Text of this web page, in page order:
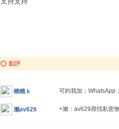
點評
曉曉ｋ 可約我加；WhatsApp
瀨av629 +瀨：av629尋找私密